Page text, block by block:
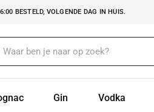
BESTELD, VOLGENDE DAG IN HUIS.
Gin Vodka